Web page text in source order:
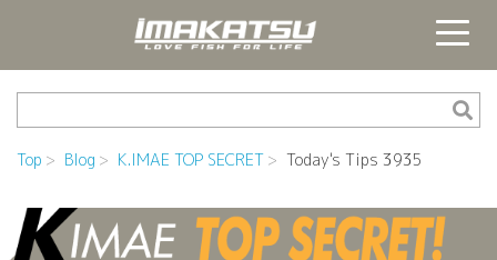
Top Blog K.IMAE TOP SECRET Today's Tips 3935